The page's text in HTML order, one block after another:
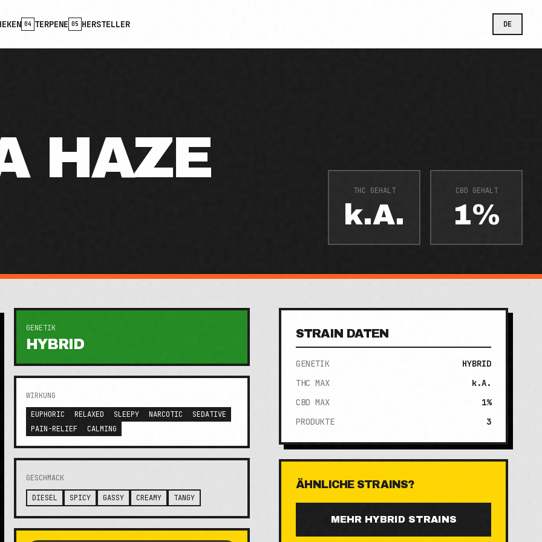
04 TERPENE 05 HERSTELLER DE
HAZE
THC GEHALT
k.A.
CBD GEHALT
1%
GENETIK
HYBRID
WIRKUNG
EUPHORIC
RELAXED SLEEPY NARCOTIC
SEDATIVE
PAIN-RELIEF
CALMING
GESCHMACK
DIESEL SPICY GASSY CREAMY TANGY
STRAIN DATEN
GENETIK
HYBRID
THC MAX
k.A.
CBD MAX
1%
PRODUKTE
3
ÄHNLICHE STRAINS?
MEHR HYBRIDSTRAINS